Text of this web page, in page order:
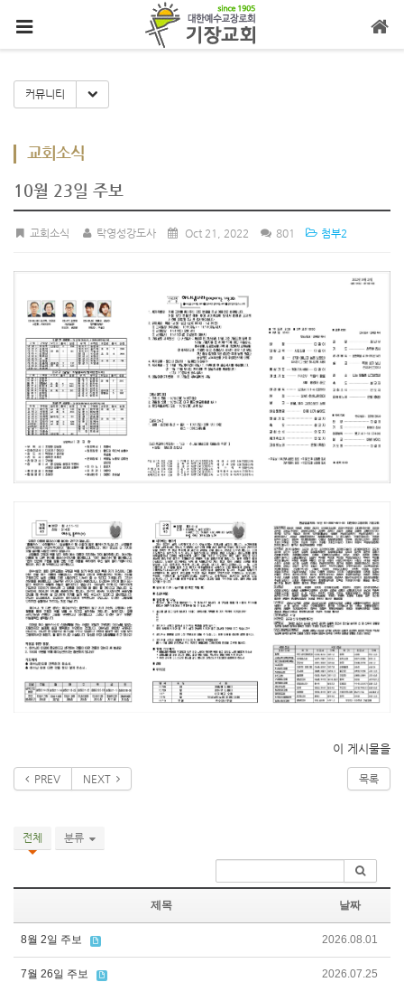
커뮤니티 Toggle Dropdown
교회소식
10월 23일 주보
교회소식 탁영성강도사 Oct 21, 2022 801 첨부2
이 게시물을
PREV NEXT 목록
전체 분류
제목 날짜
8월 2일 주보 2026.08.01
7월 26일 주보 2026.07.25